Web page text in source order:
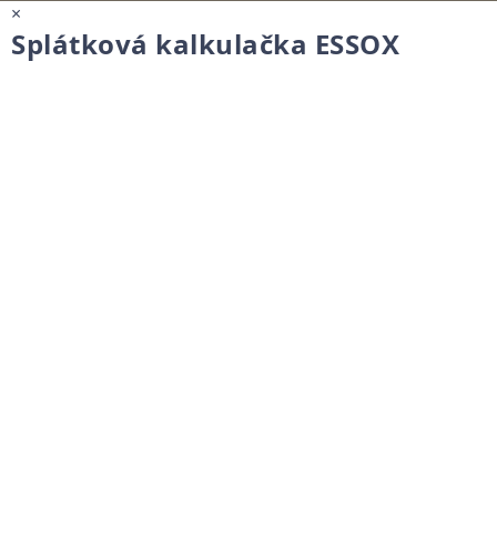
×
Splátková kalkulačka ESSOX